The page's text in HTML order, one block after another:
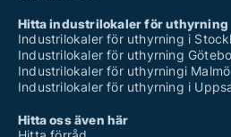
Hitta industrilokaler för uthyrning
Industrilokaler för uthyrning i
Industrilokaler för uthyrning
Industrilokaler för uthyrningi Malmö
Industrilokaler för uthyrning i
Hitta oss även här